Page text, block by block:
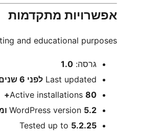
אפשרויות מתקדמות
and educational purposes.
מטאגרסה: 1.0
Last updated לפני 6 שנים
Active installations 80+
WordPress version 5.2 ומעלה
Tested up to 5.2.25